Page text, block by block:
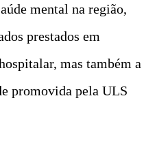
mental na região,
prestados em
mas também a
promovida pela ULS